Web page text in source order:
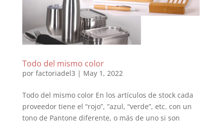
Todo del mismo color
por factoriadel3 | May 1, 2022
Todo del mismo color En los artículos de stock cada
proveedor tiene el “rojo”, ”azul, “verde”, etc. con un
tono de Pantone diferente, o más de uno si son